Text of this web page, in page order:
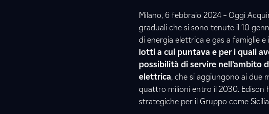
Milano, 6 febbraio 2024 – Oggi
graduali che si sono tenute il 10
di energia elettrica e gas a famiglie
lotti a cui puntava e per i quali
possibilità di servire nell’ambito
elettrica, che si aggiungono ai due
quattro milioni entro il 2030. Edison
strategiche per il Gruppo come